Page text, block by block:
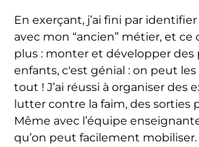
En exerçant, j’ai fini par
avec mon “ancien” métier, et ce
plus : monter et développer des
enfants, c'est génial : on peut
tout ! J’ai réussi à organiser des
lutter contre la faim, des sorties
Même avec l’équipe
qu’on peut facilement mobiliser.